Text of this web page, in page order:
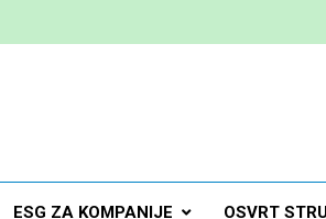
ESG
Kreiramo Korisne Priče
ESG ZA KOMPANIJE OSVRT